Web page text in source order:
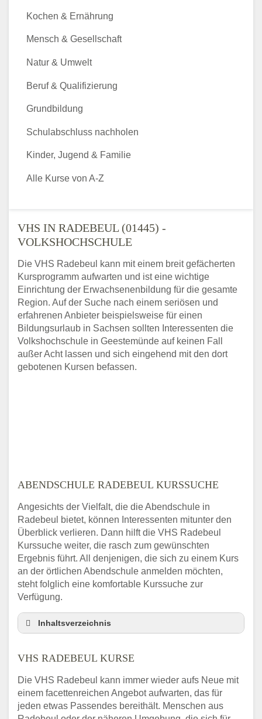
VHS IN RADEBEUL (01445) -
VOLKSHOCHSCHULE
Die VHS Radebeul kann mit einem breit gefächerten
Kursprogramm aufwarten und ist eine wichtige
Einrichtung der Erwachsenenbildung für die gesamte
Region. Auf der Suche nach einem seriösen und
erfahrenen Anbieter beispielsweise für einen
Bildungsurlaub in Sachsen sollten Interessenten die
Volkshochschule in Geestemünde auf keinen Fall
außer Acht lassen und sich eingehend mit den dort
gebotenen Kursen befassen.
ABENDSCHULE RADEBEUL KURSSUCHE
Angesichts der Vielfalt, die die Abendschule in
Radebeul bietet, können Interessenten mitunter den
Überblick verlieren. Dann hilft die VHS Radebeul
Kurssuche weiter, die rasch zum gewünschten
Ergebnis führt. All denjenigen, die sich zu einem Kurs
an der örtlichen Abendschule anmelden möchten,
steht folglich eine komfortable Kurssuche zur
Verfügung.
Inhaltsverzeichnis
VHS Radebeul Kurse
Telefonnummer
Stellenangebote der Volkshochschule
Radebeul
VHS RADEBEUL KURSE
Die VHS Radebeul kann immer wieder aufs Neue mit
einem facettenreichen Angebot aufwarten, das für
jeden etwas Passendes bereithält. Menschen aus
Kochen & Ernährung
Mensch & Gesellschaft
Natur & Umwelt
Beruf & Qualifizierung
Grundbildung
Schulabschluss nachholen
Kinder, Jugend & Familie
Alle Kurse von A-Z